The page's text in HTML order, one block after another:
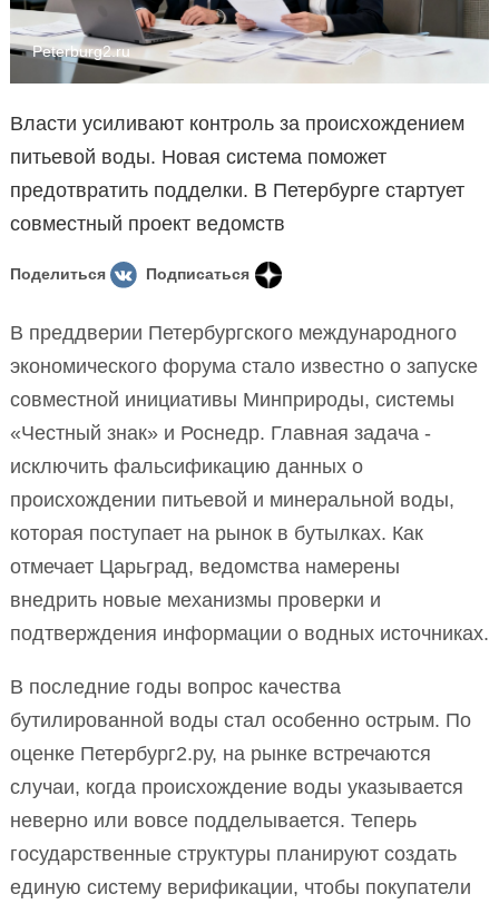
Peterburg2.ru
Власти усиливают контроль за происхождением
питьевой воды. Новая система поможет
предотвратить подделки. В Петербурге стартует
совместный проект ведомств
Поделиться Подписаться
В преддверии Петербургского международного
экономического форума стало известно о запуске
совместной инициативы Минприроды, системы
«Честный знак» и Роснедр. Главная задача -
исключить фальсификацию данных о
происхождении питьевой и минеральной воды,
которая поступает на рынок в бутылках. Как
отмечает Царьград, ведомства намерены
внедрить новые механизмы проверки и
подтверждения информации о водных источниках.
В последние годы вопрос качества
бутилированной воды стал особенно острым. По
оценке Петербург2.ру, на рынке встречаются
случаи, когда происхождение воды указывается
неверно или вовсе подделывается. Теперь
государственные структуры планируют создать
единую систему верификации, чтобы покупатели